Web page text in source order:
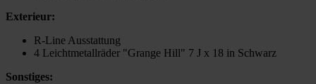
Exterieur:
R-Line Ausstattung
4 Leichtmetallräder "Grange Hill" 7 J x 18 in Schwarz
Sonstiges: